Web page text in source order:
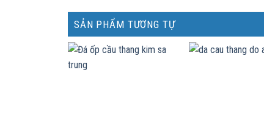
SẢN PHẨM TƯƠNG TỰ